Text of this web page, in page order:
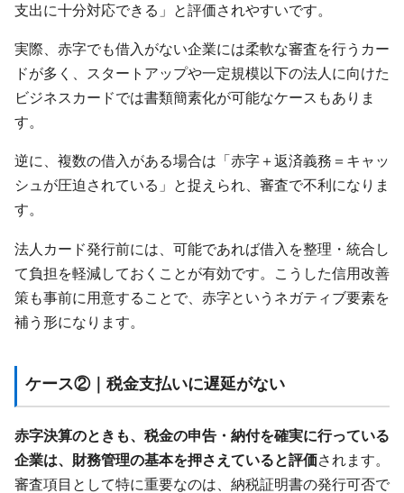
支出に十分対応できる」と評価されやすいです。
実際、赤字でも借入がない企業には柔軟な審査を行うカー
ドが多く、スタートアップや一定規模以下の法人に向けた
ビジネスカードでは書類簡素化が可能なケースもありま
す。
逆に、複数の借入がある場合は「赤字＋返済義務＝キャッ
シュが圧迫されている」と捉えられ、審査で不利になりま
す。
法人カード発行前には、可能であれば借入を整理・統合し
て負担を軽減しておくことが有効です。こうした信用改善
策も事前に用意することで、赤字というネガティブ要素を
補う形になります。
ケース②｜税金支払いに遅延がない
赤字決算のときも、税金の申告・納付を確実に行っている
企業は、財務管理の基本を押さえていると評価されます。
審査項目として特に重要なのは、納税証明書の発行可否で